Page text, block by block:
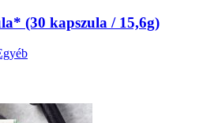
(30 kapszula / 15,6g)